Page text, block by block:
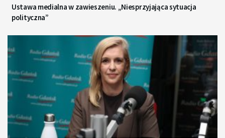
Ustawa medialna w zawieszeniu. „Niesprzyjająca sytuacja
polityczna”